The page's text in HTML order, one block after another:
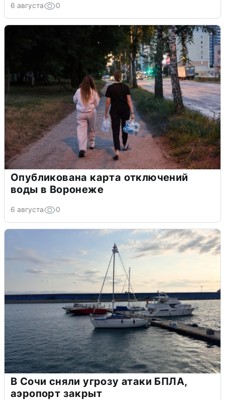
6 августа 0
Опубликована карта отключений
воды в Воронеже
6 августа 0
В Сочи сняли угрозу атаки БПЛА,
аэропорт закрыт